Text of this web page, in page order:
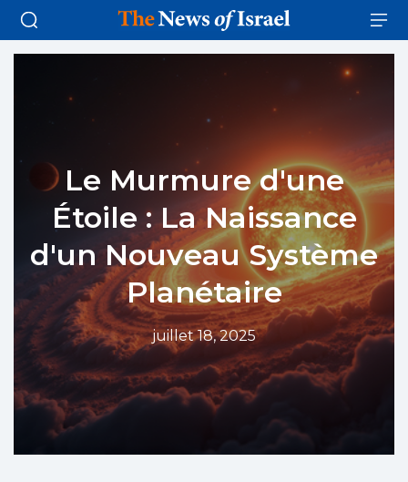
Le Murmure d'une
Étoile : La Naissance
d'un Nouveau Système
Planétaire
juillet 18, 2025